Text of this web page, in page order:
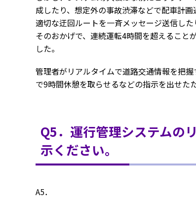
成したり、想定外の事故渋滞などで配車計
適切な迂回ルートを一斉メッセージ送信した
そのおかげで、連続運転4時間を超えること
した。
管理者がリアルタイムで道路交通情報を把
で9時間休憩を取らせるなどの指示を出せた
Q5．運行管理システムの
示ください。
A5．